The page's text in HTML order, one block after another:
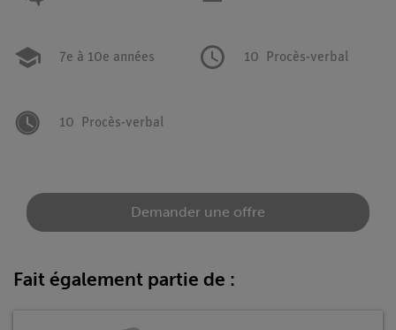
7e à 10e années 10 Procès-verbal
10 Procès-verbal
Demander une offre
Fait également partie de :